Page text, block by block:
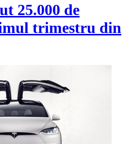
25.000 de
trimestru din